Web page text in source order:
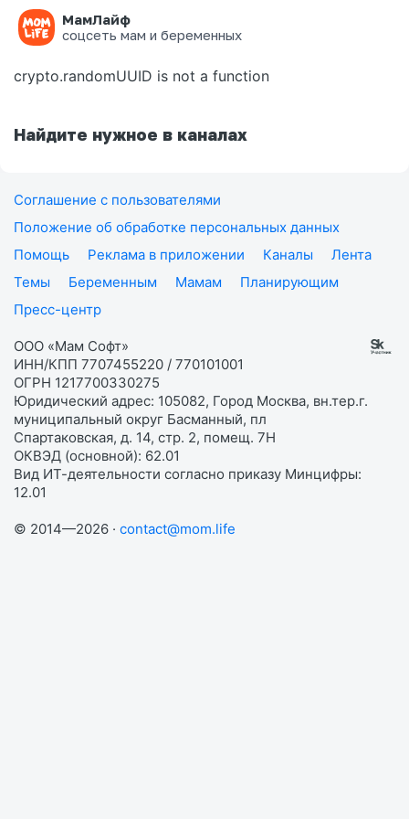
МамЛайф
соцсеть мам и беременных
Ошибка на странице
crypto.randomUUID is not a function
Найдите нужное в каналах
Соглашение с пользователями
Положение об обработке персональных данных
Помощь
Реклама в приложении Каналы
Лента
Темы
Беременным Мамам
Планирующим
Пресс-центр
ООО «Мам Софт»
ИНН/КПП 7707455220 / 770101001
ОГРН 1217700330275
Юридический адрес: 105082, Город Москва, вн.тер.г.
муниципальный округ Басманный, пл
Спартаковская, д. 14, стр. 2, помещ. 7Н
ОКВЭД (основной): 62.01
Вид ИТ-деятельности согласно приказу Минцифры:
12.01
© 2014—2026 · contact@mom.life